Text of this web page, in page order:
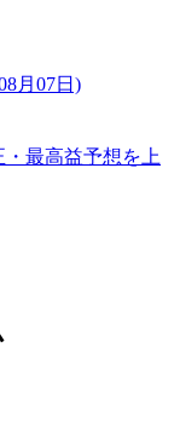
月07日)
最高益予想を上